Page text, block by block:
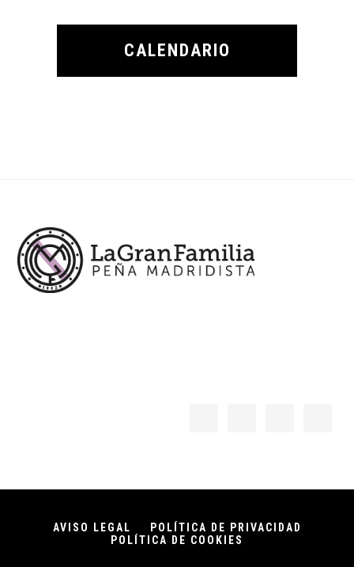
CALENDARIO
AVISO LEGAL
POLÍTICA DE PRIVACIDAD
POLÍTICA DE COOKIES